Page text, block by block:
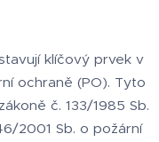
klíčový prvek v
ochraně (PO). Tyto
č. 133/1985 Sb.
2001 Sb. o požární